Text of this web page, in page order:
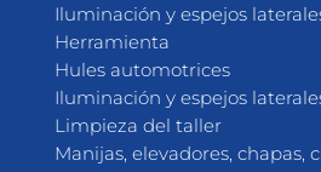
Iluminación y espejos
Herramienta
Hules automotrices
Iluminación y espejos
Limpieza del taller
Manijas, elevadores, chapas,